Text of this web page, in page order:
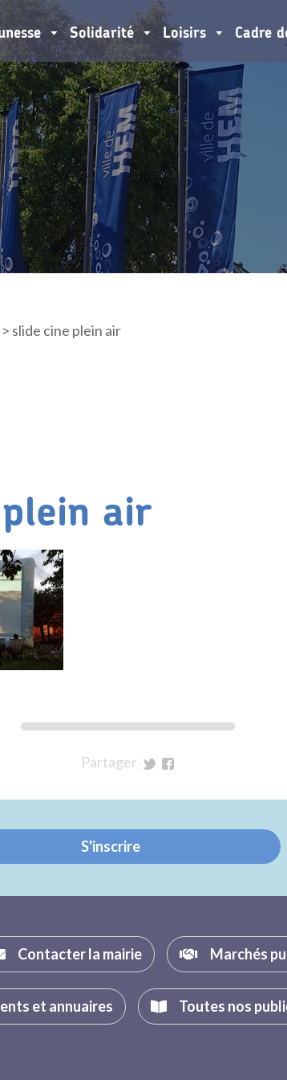
Solidarité Loisirs Cadre
slide cine plein air
air
Partager
Twitter
Facebook
S'inscrire
Contacter la mairie Marchés
et annuaires Toutes nos